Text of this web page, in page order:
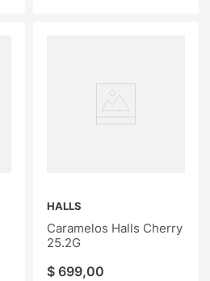
HALLS
Caramelos Halls Cherry
25.2G
$ 699,00